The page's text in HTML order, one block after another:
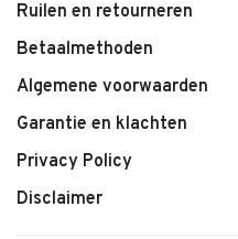
Ruilen en retourneren
Betaalmethoden
Algemene voorwaarden
Garantie en klachten
Privacy Policy
Disclaimer